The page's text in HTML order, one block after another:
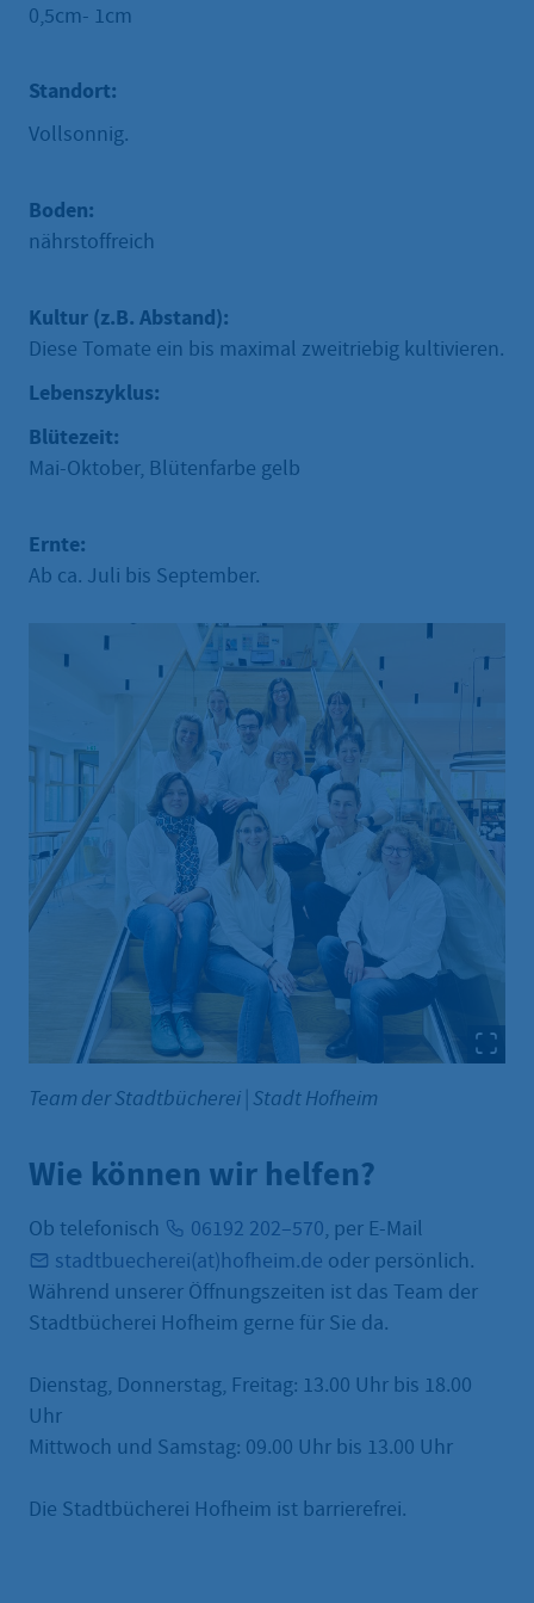
0,5cm- 1cm
Standort:
Vollsonnig.
Boden:
nährstoffreich
Kultur (z.B. Abstand):
Diese Tomate ein bis maximal zweitriebig kultivieren.
Lebenszyklus:
Blütezeit:
Mai-Oktober, Blütenfarbe gelb
Ernte:
Ab ca. Juli bis September.
Team der Stadtbücherei | Stadt Hofheim
Wie können wir helfen?
Ob telefonisch 06192 202–570, per E-Mail
stadtbuecherei(at)hofheim.de oder persönlich.
Während unserer Öffnungszeiten ist das Team der
Stadtbücherei Hofheim gerne für Sie da.
Dienstag, Donnerstag, Freitag: 13.00 Uhr bis 18.00
Uhr
Mittwoch und Samstag: 09.00 Uhr bis 13.00 Uhr
Die Stadtbücherei Hofheim ist barrierefrei.